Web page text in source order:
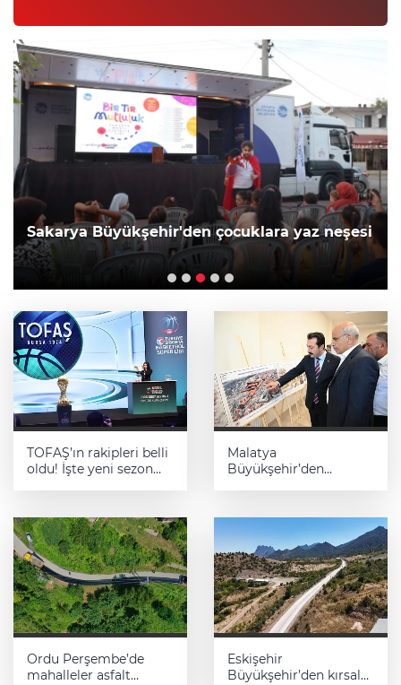
Sakarya Büyükşehir'den çocuklara yaz neşesi
TOFAŞ’ın rakipleri belli
oldu! İşte yeni sezon
Malatya
Büyükşehir’den
Ordu Perşembe’de
mahalleler asfalt
Eskişehir
Büyükşehir’den kırsal